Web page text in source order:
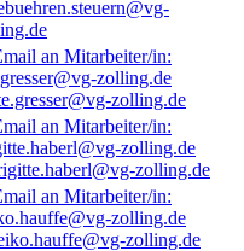
zolling.de
zolling.de
zolling.de